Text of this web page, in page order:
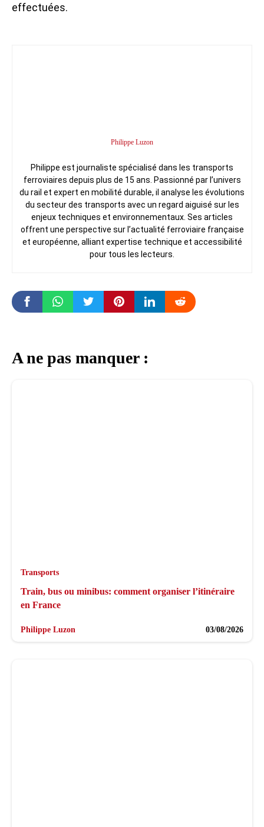
effectuées.
Philippe Luzon
Philippe est journaliste spécialisé dans les transports
ferroviaires depuis plus de 15 ans. Passionné par l’univers
du rail et expert en mobilité durable, il analyse les évolutions
du secteur des transports avec un regard aiguisé sur les
enjeux techniques et environnementaux. Ses articles
offrent une perspective sur l’actualité ferroviaire française
et européenne, alliant expertise technique et accessibilité
pour tous les lecteurs.
A ne pas manquer :
Transports
Train, bus ou minibus: comment organiser l’itinéraire
en France
Philippe Luzon 03/08/2026